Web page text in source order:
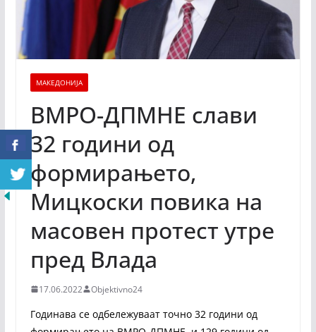
МАКЕДОНИЈА
ВМРО-ДПМНЕ слави
32 години од
формирањето,
Мицкоски повика на
масовен протест утре
пред Влада
17.06.2022 Objektivno24
Годинава се одбележуваат точно 32 години од